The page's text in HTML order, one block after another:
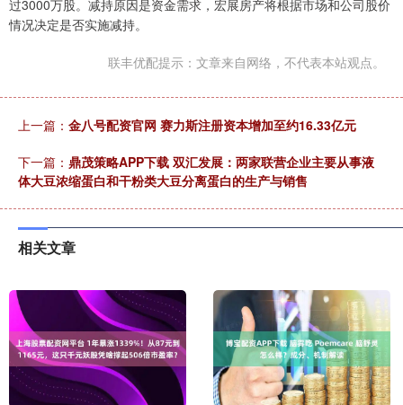
过3000万股。减持原因是资金需求，宏展房产将根据市场和公司股价
情况决定是否实施减持。
联丰优配提示：文章来自网络，不代表本站观点。
上一篇： 金八号配资官网 赛力斯注册资本增加至约16.33亿元
下一篇： 鼎茂策略APP下载 双汇发展：两家联营企业主要从事液
体大豆浓缩蛋白和干粉类大豆分离蛋白的生产与销售
相关文章